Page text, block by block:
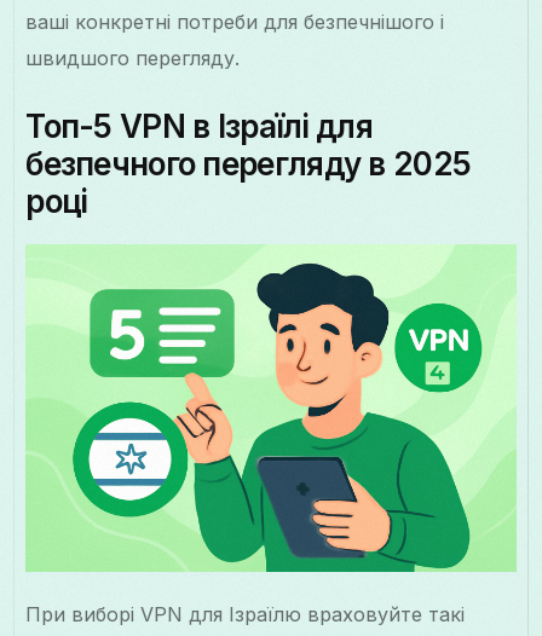
ваші конкретні потреби для безпечнішого і
швидшого перегляду.
Топ-5 VPN в Ізраїлі для
безпечного перегляду в 2025
році
При виборі VPN для Ізраїлю враховуйте такі